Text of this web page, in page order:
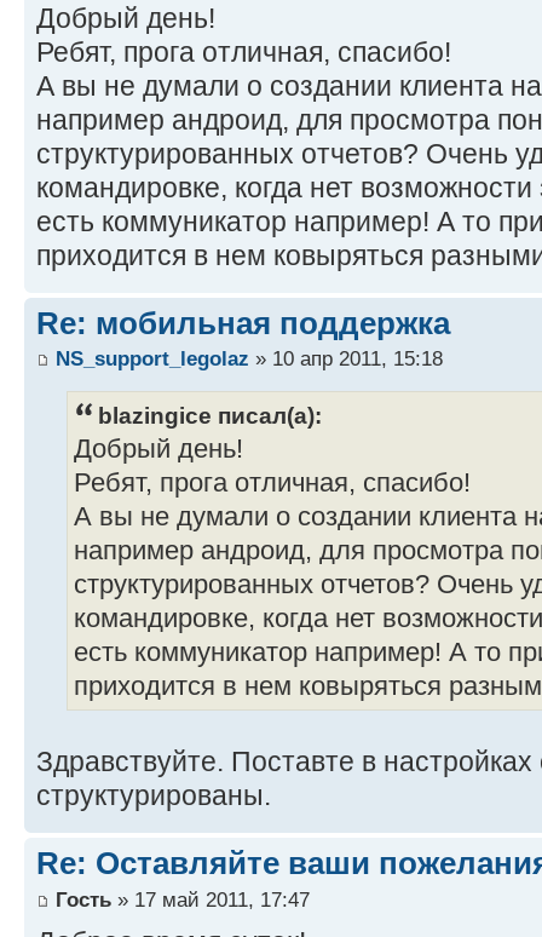
Добрый день!
Ребят, прога отличная, спасибо!
А вы не думали о создании клиента
например андроид, для просмотра
структурированных отчетов? Очень
командировке, когда нет
есть коммуникатор например! А то
приходится в нем ковыряться
Re: мобильная поддержка
NS_support_legolaz » 10 апр 2011, 15:18
blazingice писал(а):
Добрый день!
Ребят, прога отличная, спасибо!
А вы не думали о создании клиента
например андроид, для просмотра
структурированных отчетов? Очень
командировке, когда нет
есть коммуникатор например! А то
приходится в нем ковыряться
Здравствуйте. Поставте в
структурированы.
Re: Оставляйте ваши
Гость » 17 май 2011, 17:47